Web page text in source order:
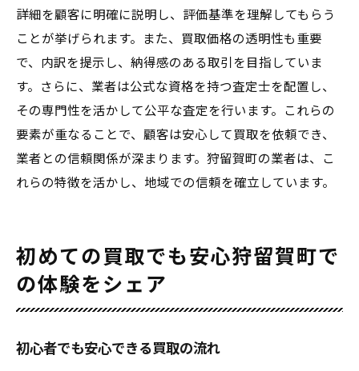
詳細を顧客に明確に説明し、評価基準を理解してもらう
ことが挙げられます。また、買取価格の透明性も重要
で、内訳を提示し、納得感のある取引を目指していま
す。さらに、業者は公式な資格を持つ査定士を配置し、
その専門性を活かして公平な査定を行います。これらの
要素が重なることで、顧客は安心して買取を依頼でき、
業者との信頼関係が深まります。狩留賀町の業者は、こ
れらの特徴を活かし、地域での信頼を確立しています。
初めての買取でも安心狩留賀町で
の体験をシェア
初心者でも安心できる買取の流れ